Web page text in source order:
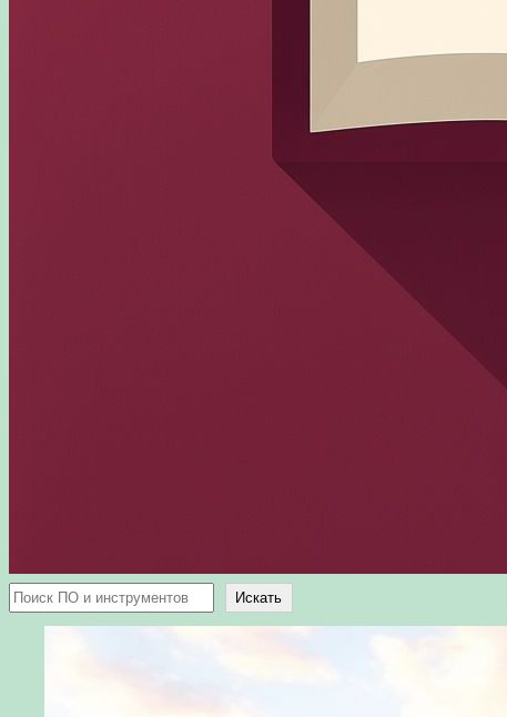
Поиск Искать